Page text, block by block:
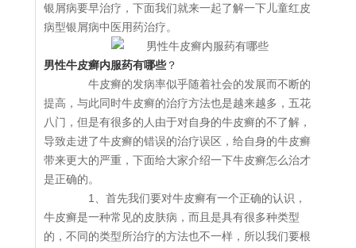
银屑病要早治疗，下面我们就来一起了解一下儿童红皮
病型银屑病中医用药治疗。
男性牛皮癣内服药有哪些？
牛皮癣的发病率似乎随着社会的发展而不断的
提高，与此同时牛皮癣的治疗方法也是越来越多，五花
八门，但是有很多的人由于对自身的牛皮癣的不了解，
导致走进了牛皮癣的错误的治疗误区，给自身的牛皮癣
带来更大的严重，下面给大家介绍一下牛皮癣怎么治才
是正确的。
1、首先我们要对牛皮癣有一个正确的认识，
牛皮癣是一种常见的皮肤病，而且是具有很多种类型
的，不同的类型所治疗的方法也不一样，所以我们要根